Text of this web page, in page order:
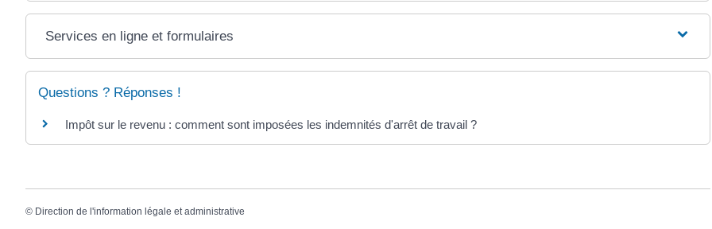
Services en ligne et formulaires
Questions ? Réponses !
Impôt sur le revenu : comment sont imposées les indemnités d'arrêt de travail ?
© Direction de l'information légale et administrative